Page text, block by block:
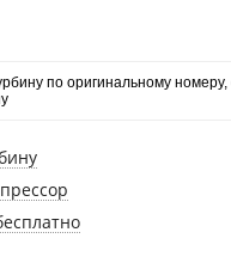
по оригинальному